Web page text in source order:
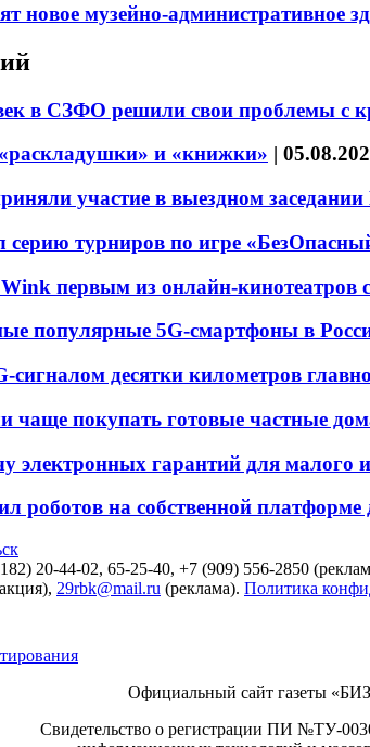
новое музейно-административное
в СЗФО решили свои проблемы с
и «книжки» |
участие в выездном
серию турниров по игре
первым из онлайн-кинотеатров
популярные 5G-смартфоны в
сигналом десятки километров
чаще покупать готовые частные
электронных гарантий для малого и
роботов на собственной
20-44-02, 65-25-40, +7 (909) 556-2850
29rbk@mail.ru (реклама). Политика
Официальный сайт газеты
Свидетельство о регистрации ПИ №ТУ-